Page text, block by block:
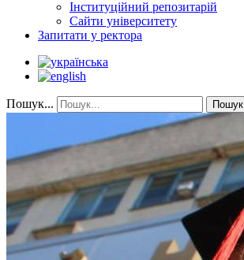
Інституційний репозитарій
Сайти університету
Запитати у ректора
Пошук... Пошук